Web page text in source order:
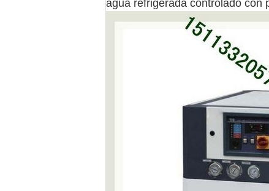
agua refrigerada controlado con